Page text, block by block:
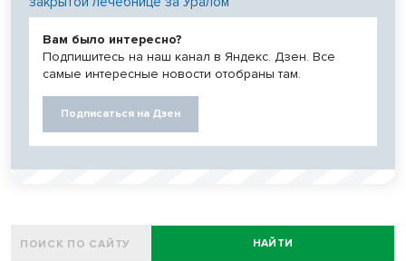
Вам было интересно?
Подпишитесь на наш канал в Яндекс. Дзен. Все
самые интересные новости отобраны там.
Подписаться на Дзен
НАЙТИ